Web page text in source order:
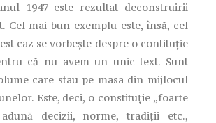
1947 este rezultat deconstruirii
Cel mai bun exemplu este, însă, cel
caz se vorbeşte despre o contituţie
că nu avem un unic text. Sunt
care stau pe masa din mijlocul
Este, deci, o constituţie „foarte
decizii, norme, tradiţii etc.,